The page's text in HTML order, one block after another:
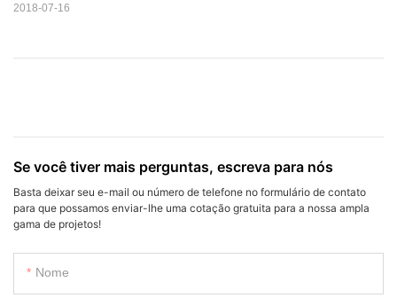
2018-07-16
Se você tiver mais perguntas, escreva para nós
Basta deixar seu e-mail ou número de telefone no formulário de contato
para que possamos enviar-lhe uma cotação gratuita para a nossa ampla
gama de projetos!
Nome